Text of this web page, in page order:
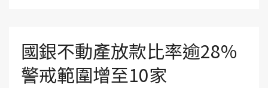
國銀不動產放款比率逾28%
警戒範圍增至10家